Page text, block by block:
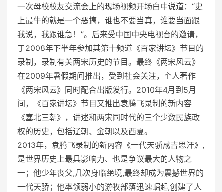
一次母校校友交流会上的现场视频开场白中说道：“史
上最牛的就是一个恶搞，谁也不要当真，谁要当面跟
我说，我跟谁急！”。后来受中国中央电视台的邀请，
于2008年下半年参加其第十频道《百家讲坛》节目的
录制，录制有关两宋历史的节目。最终《两宋风云》
在2009年暑假期间推出，受到社会关注，个人著作
《两宋风云》同时配合出版发行。2010年4月到5月
间，《百家讲坛》节目又推出袁腾飞录制的新内容
《塞北三朝》，讲述和两宋同时代的三个少数民族政
权的历史，包括辽朝、金朝以及西夏。
2013年，袁腾飞录制的新内容《一代天骄成吉思汗》,
是世界历史上最具影响力、也是争议最大的人物之
一；他少年丧父,几次身临绝境,最终却成为震撼世界的
一代天骄；他率领弱小的游牧部落迅速崛起,创建了人